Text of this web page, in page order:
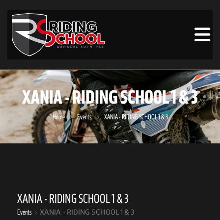
ΧΑΝΙΑ - RIDING SCHOOL 1 & 3
Home Events ΧΑΝΙΑ - RIDING SCHOOL 1 & 3
ΧΑΝΙΑ - RIDING SCHOOL 1 & 3
Events ΧΑΝΙΑ - RIDING SCHOOL 1 & 3